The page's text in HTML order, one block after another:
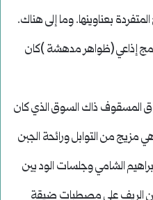
بعناوينها. وما إلى هناك.
إذاعي (ظواهر مدهشة )كان
المسقوف ذاك السوق الذي كان
مزيج من التوابل ورائحة الجبن
الشامي وجلسات الود بين
الريف على مصطبات ضيقة